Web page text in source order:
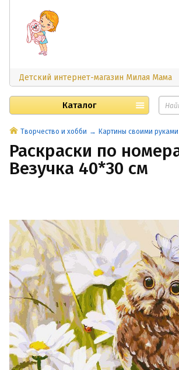
Детский интернет-магазин Милая Мама
Каталог
Творчество и хобби Картины своими руками
Раскраски по
Везучка 40*30 см